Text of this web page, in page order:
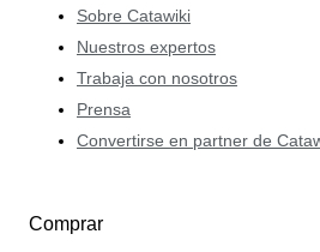
Sobre Catawiki
Nuestros expertos
Trabaja con nosotros
Prensa
Convertirse en partner de
Comprar